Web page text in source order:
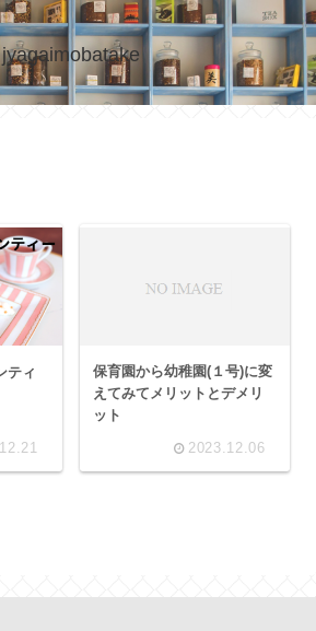
jyagaimobatake
ティ
保育園から幼稚園(１号)に変
えてみてメリットとデメリ
ット
2023.12.06